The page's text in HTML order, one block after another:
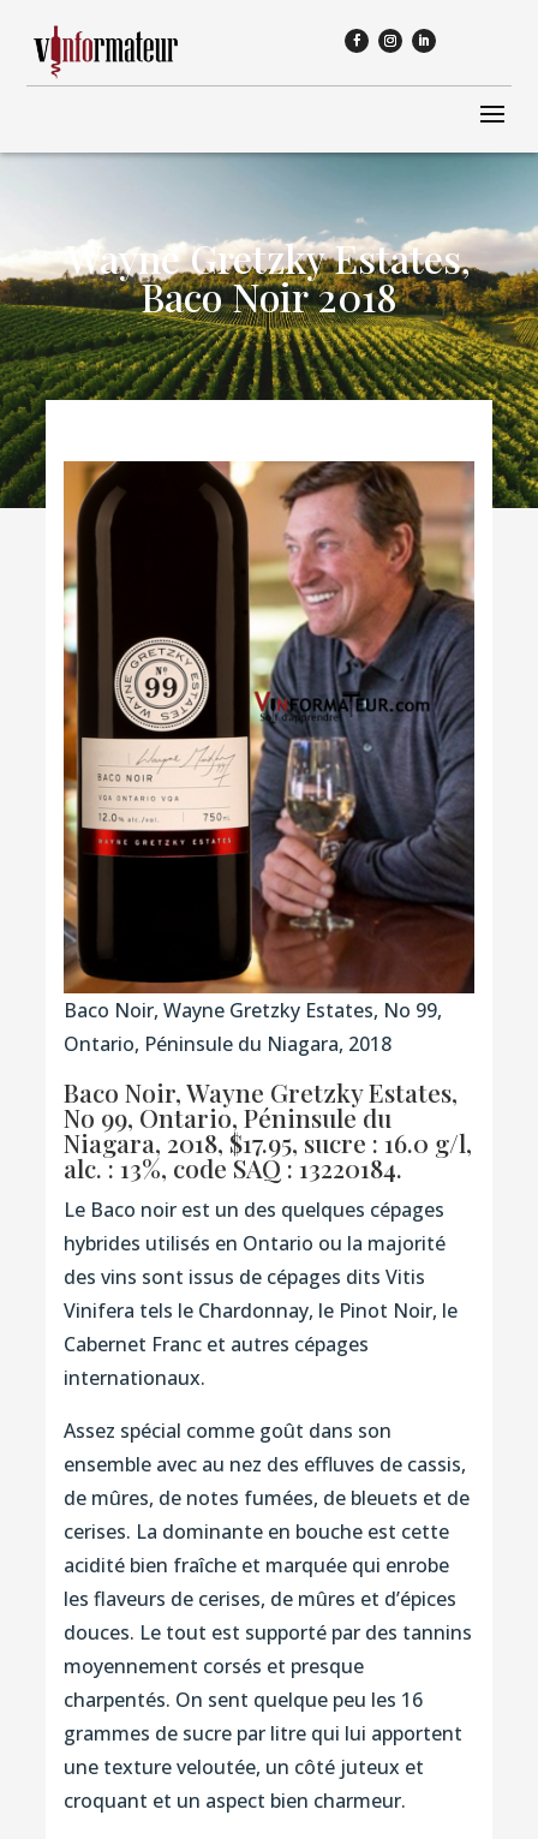
Wayne Gretzky Estates,
Baco Noir 2018
Baco Noir, Wayne Gretzky Estates, No 99,
Ontario, Péninsule du Niagara, 2018
Baco Noir, Wayne Gretzky Estates,
No 99, Ontario, Péninsule du
Niagara, 2018, $17.95, sucre : 16.0 g/l,
alc. : 13%, code SAQ : 13220184.
Le Baco noir est un des quelques cépages
hybrides utilisés en Ontario ou la majorité
des vins sont issus de cépages dits Vitis
Vinifera tels le Chardonnay, le Pinot Noir, le
Cabernet Franc et autres cépages
internationaux.
Assez spécial comme goût dans son
ensemble avec au nez des effluves de cassis,
de mûres, de notes fumées, de bleuets et de
cerises. La dominante en bouche est cette
acidité bien fraîche et marquée qui enrobe
les flaveurs de cerises, de mûres et d’épices
douces. Le tout est supporté par des tannins
moyennement corsés et presque
charpentés. On sent quelque peu les 16
grammes de sucre par litre qui lui apportent
une texture veloutée, un côté juteux et
croquant et un aspect bien charmeur.